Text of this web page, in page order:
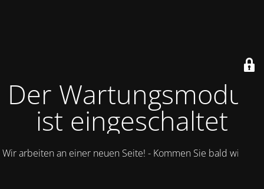
Der Wartungsmodus
ist eingeschaltet
Wir arbeiten an einer neuen Seite! - Kommen Sie bald wieder.